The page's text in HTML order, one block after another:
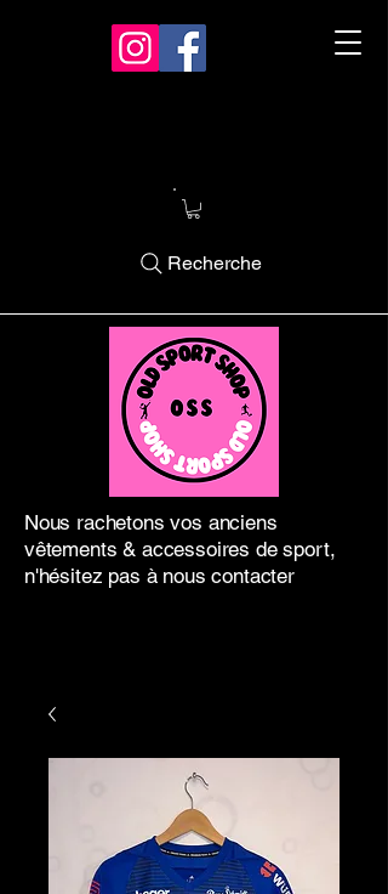
Nous rachetons vos anciens
vêtements & accessoires de sport,
n'hésitez pas à nous contacter
Recherche